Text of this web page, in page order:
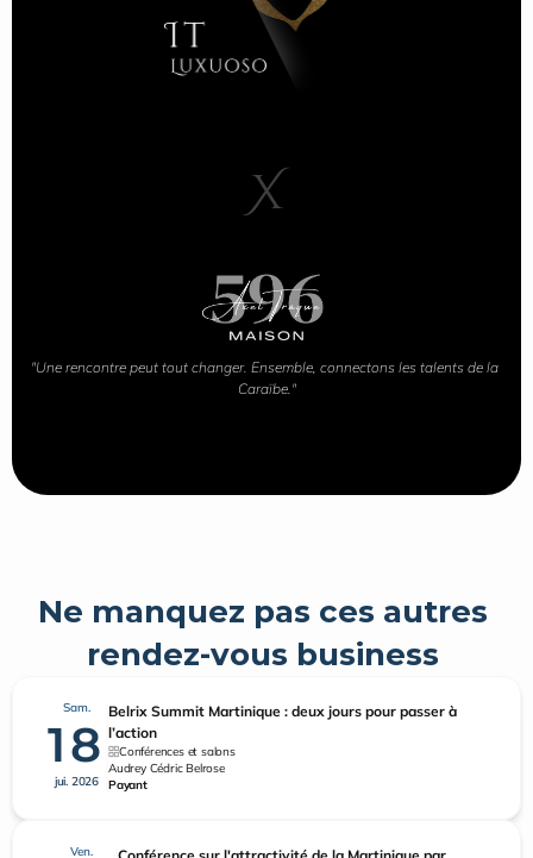
X
"Une rencontre peut tout changer. Ensemble, connectons les talents de la
Caraïbe."
Ne manquez pas ces autres
rendez-vous business
Sam.
18
jui. 2026
Belrix Summit Martinique : deux jours pour passer à
l’action
Conférences et salons
Audrey Cédric Belrose
Payant
Ven.